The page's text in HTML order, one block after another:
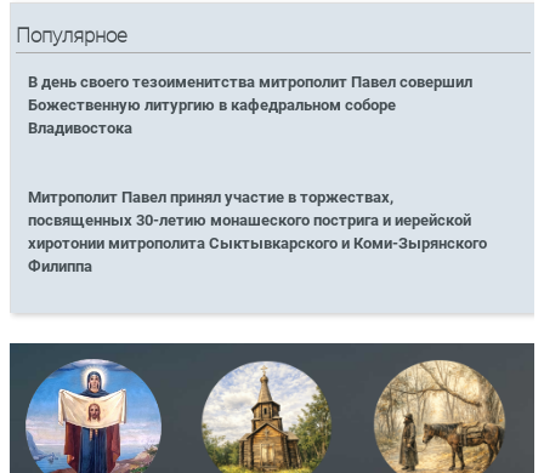
Популярное
В день своего тезоименитства митрополит Павел совершил
Божественную литургию в кафедральном соборе
Владивостока
Митрополит Павел принял участие в торжествах,
посвященных 30-летию монашеского пострига и иерейской
хиротонии митрополита Сыктывкарского и Коми-Зырянского
Филиппа